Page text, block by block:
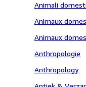
Animali
Animaux
Animaux
Anthropologie
Anthropology